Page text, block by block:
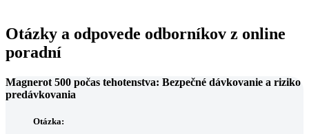
Otázky a odpovede odborníkov z online
poradní
Magnerot 500 počas tehotenstva: Bezpečné dávkovanie a riziko
predávkovania
Otázka: